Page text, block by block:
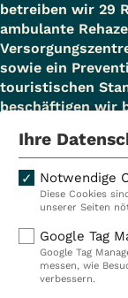
betreiben wir 29
ambulante
sowie ein
touristischen
beschäftigen wir
Kliniken
Reha
Prävention
VITREA
Ihre
Notwendige
Diese Cookies
unserer Seiten
Google Tag
Google Tag
messen, wie
verbessern.